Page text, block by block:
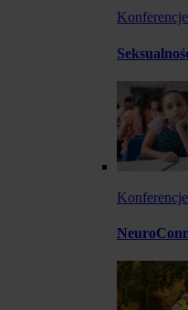
Konferencje
Konferencje